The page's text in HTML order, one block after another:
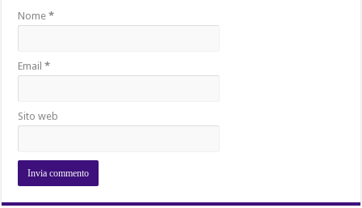
Nome*
Email*
Sito web